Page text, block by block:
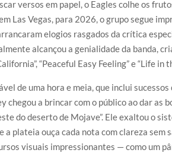
versos em papel, o Eagles colhe os
Las Vegas, para 2026, o grupo segue
elogios rasgados da crítica
alcançou a genialidade da banda,
“Peaceful Easy Feeling” e “Life in
de uma hora e meia, que inclui sucessos
chegou a brincar com o público ao dar as
do deserto de Mojave”. Ele exaltou o
plateia ouça cada nota com clareza sem
visuais impressionantes — como um